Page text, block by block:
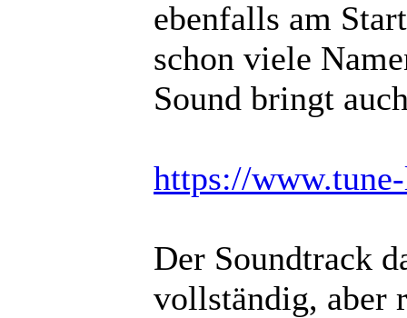
ebenfalls am
schon viele
Sound bringt
https://
Der Soundtrack
vollständig, aber